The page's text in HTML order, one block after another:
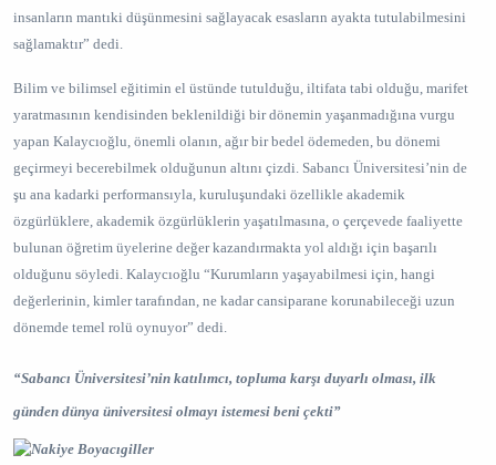
insanların mantıki düşünmesini sağlayacak esasların ayakta tutulabilmesini
sağlamaktır” dedi.
Bilim ve bilimsel eğitimin el üstünde tutulduğu, iltifata tabi olduğu, marifet
yaratmasının kendisinden beklenildiği bir dönemin yaşanmadığına vurgu
yapan Kalaycıoğlu, önemli olanın, ağır bir bedel ödemeden, bu dönemi
geçirmeyi becerebilmek olduğunun altını çizdi. Sabancı Üniversitesi’nin de
şu ana kadarki performansıyla, kuruluşundaki özellikle akademik
özgürlüklere, akademik özgürlüklerin yaşatılmasına, o çerçevede faaliyette
bulunan öğretim üyelerine değer kazandırmakta yol aldığı için başarılı
olduğunu söyledi. Kalaycıoğlu “Kurumların yaşayabilmesi için, hangi
değerlerinin, kimler tarafından, ne kadar cansiparane korunabileceği uzun
dönemde temel rolü oynuyor” dedi.
“Sabancı Üniversitesi’nin katılımcı, topluma karşı duyarlı olması, ilk
günden dünya üniversitesi olmayı istemesi beni çekti”